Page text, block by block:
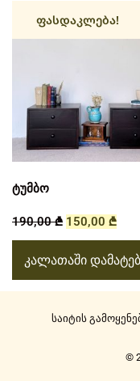
ფასდაკლება!
ტუმბო
190,00₾ 150,00 ₾
კალათაში
©
საიტის